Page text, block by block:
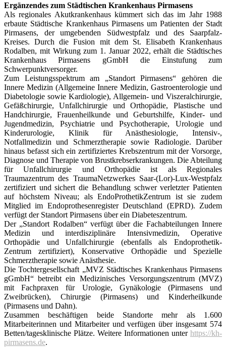
Ergänzendes zum Städtischen Krankenhaus Pirmasens
Als regionales Akutkrankenhaus kümmert sich das im Jahr 1988
erbaute Städtische Krankenhaus Pirmasens um Patienten der Stadt
Pirmasens, der umgebenden Südwestpfalz und des Saarpfalz-
Kreises. Durch die Fusion mit dem St. Elisabeth Krankenhaus
Rodalben, mit Wirkung zum 1. Januar 2022, erhält die Städtisches
Krankenhaus Pirmasens gGmbH die Einstufung zum
Schwerpunktversorger.
Zum Leistungsspektrum am „Standort Pirmasens“ gehören die
Innere Medizin (Allgemeine Innere Medizin, Gastroenterologie und
Diabetologie sowie Kardiologie), Allgemein- und Viszeralchirurgie,
Gefäßchirurgie, Unfallchirurgie und Orthopädie, Plastische und
Handchirurgie, Frauenheilkunde und Geburtshilfe, Kinder- und
Jugendmedizin, Psychiatrie und Psychotherapie, Urologie und
Kinderurologie, Klinik für Anästhesiologie, Intensiv-,
Notfallmedizin und Schmerztherapie sowie Radiologie. Darüber
hinaus befasst sich ein zertifiziertes Krebszentrum mit der Vorsorge,
Diagnose und Therapie von Brustkrebserkrankungen. Die Abteilung
für Unfallchirurgie und Orthopädie ist als Regionales
Traumazentrum des TraumaNetzwerkes Saar-(Lor)-Lux-Westpfalz
zertifiziert und sichert die Behandlung schwer verletzter Patienten
auf höchstem Niveau; als EndoProthetikZentrum ist sie zudem
Mitglied im Endoprothesenregister Deutschland (EPRD). Zudem
verfügt der Standort Pirmasens über ein Diabeteszentrum.
Der „Standort Rodalben“ verfügt über die Fachabteilungen Innere
Medizin und interdisziplinäre Intensiv­medizin, Operative
Orthopädie und Unfallchirurgie (ebenfalls als Endoprothetik-
Zentrum zertifiziert), Konservative Orthopädie und Spezielle
Schmerztherapie sowie Anästhesie.
Die Tochtergesellschaft „MVZ Städtisches Krankenhaus Pirmasens
gGmbH“ betreibt ein Medizinisches Versorgungszentrum (MVZ)
mit Fachpraxen für Urologie, Gynäkologie (Pirmasens und
Zweibrücken), Chirurgie (Pirmasens) und Kinderheilkunde
(Pirmasens und Dahn).
Zusammen beschäftigen beide Standorte mehr als 1.600
Mitarbeiterinnen und Mitarbeiter und verfügen über insgesamt 574
Betten/tagesklinische Plätze. Weitere Informationen unter https://kh-
pirmasens.de.